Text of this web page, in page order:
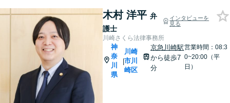
木村 洋平 弁
護士
インタビューを
見る
川崎さくら法律事務所
神
奈
川
県
|
川崎
市川
崎区
京急川崎駅
から徒歩7
分
営業時間：08:3
0~20:00（平
日）